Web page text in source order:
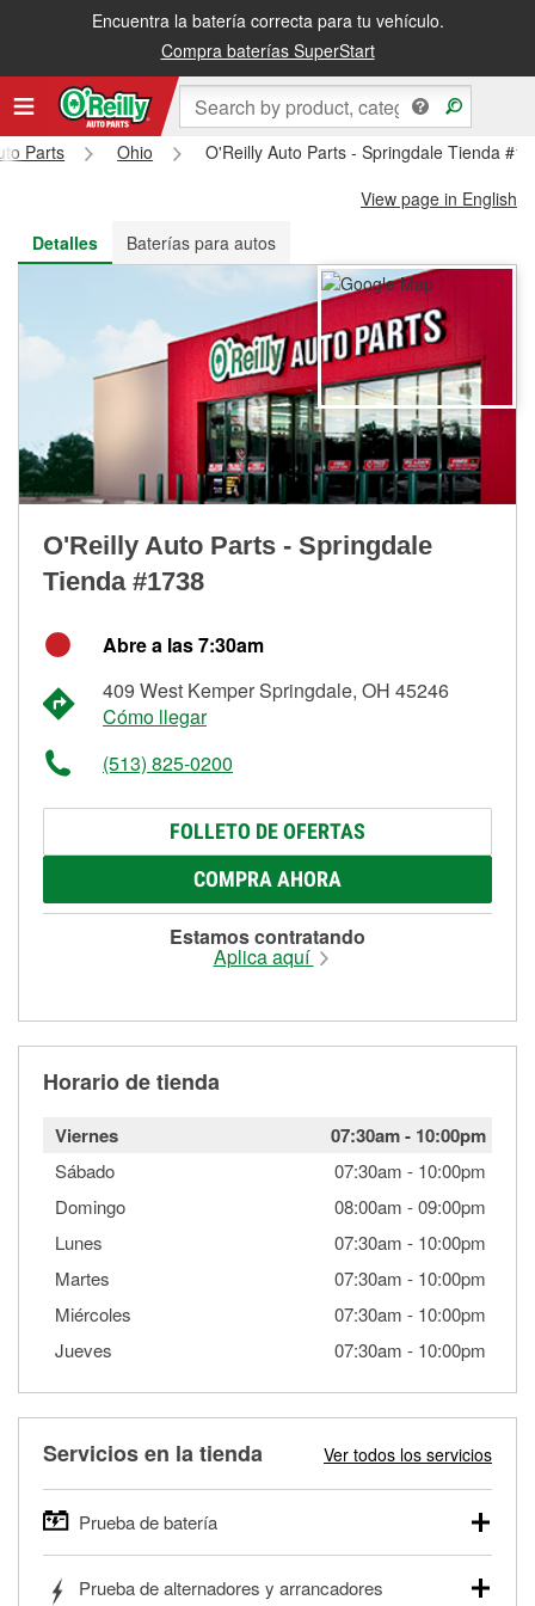
Encuentra la batería correcta para tu vehículo.
Compra baterías SuperStart
Recibe tu orden gratis al día siguiente o recógela en la tienda
Parts Ohio
O'Reilly Auto Parts - Springdale Tienda
View page in English
Detalles
Baterías para autos
O'Reilly Auto Parts - Springdale
Tienda #1738
Abre a las 7:30am
409 West Kemper Springdale, OH 45246
Cómo llegar
(513) 825-0200
FOLLETO DE OFERTAS
COMPRA AHORA
Estamos contratando
Aplica aquí
Horario de tienda
Viernes 07:30am- 10:00pm
Sábado 07:30am - 10:00pm
Domingo
08:00am -09:00pm
Lunes
07:30am - 10:00pm
Martes
07:30am - 10:00pm
Miércoles
07:30am - 10:00pm
Jueves
07:30am - 10:00pm
Servicios en la tienda Ver todos los servicios
Prueba de batería
autos, camionetas, SUVs, vehículos comerciales y
Prueba de alternadores y arrancadores